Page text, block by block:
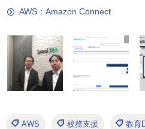
AWS：Amazon Connect
AWS 校務支援 教育